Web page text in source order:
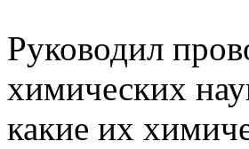
Руководил
химических
какие их